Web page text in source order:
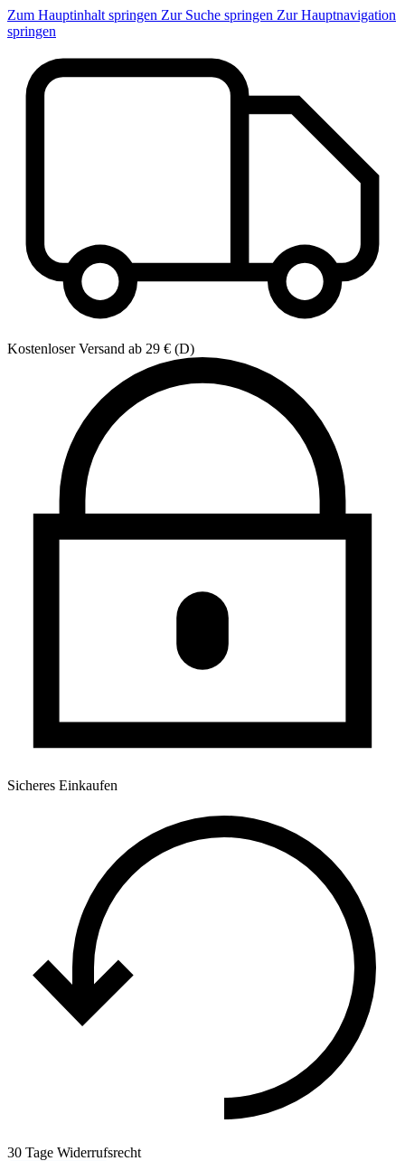
Zum Hauptinhalt springen Zur Suche springen Zur Hauptnavigation
springen
Kostenloser Versand ab 29 € (D)
Sicheres Einkaufen
30 Tage Widerrufsrecht